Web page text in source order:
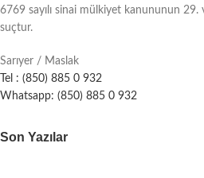
6769 sayılı sinai mülkiyet kanununun 29.
suçtur.
Sarıyer / Maslak
Tel : (850) 885 0 932
Whatsapp: (850) 885 0 932
Son Yazılar